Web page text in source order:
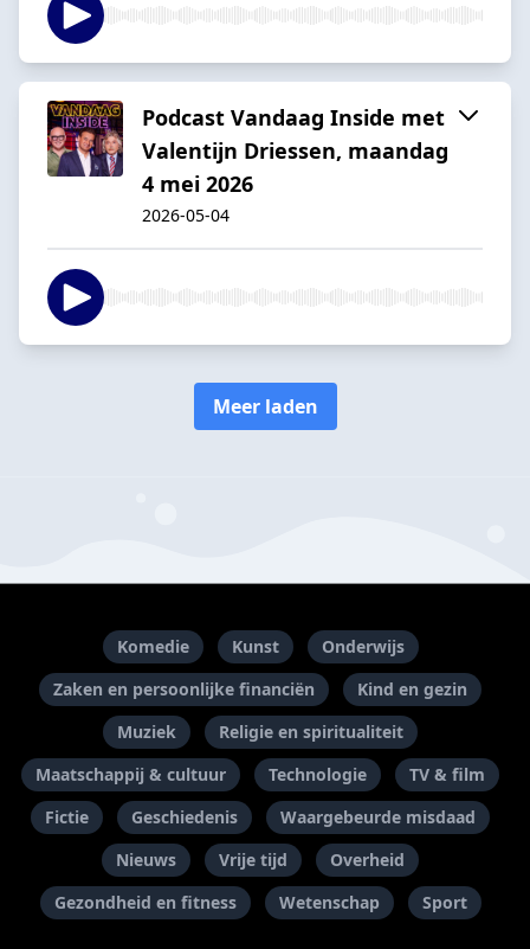
Podcast Vandaag Inside met
Valentijn Driessen, maandag
4 mei 2026
2026-05-04
Meer laden
Komedie Kunst
Onderwijs
Zaken en persoonlijke financiën
Kind en gezin
Muziek
Religie en spiritualiteit
Maatschappij & cultuur
Technologie
TV & film
Fictie
Geschiedenis
Waargebeurde misdaad
Nieuws
Vrije tijd
Overheid
Gezondheid en fitness
Wetenschap Sport